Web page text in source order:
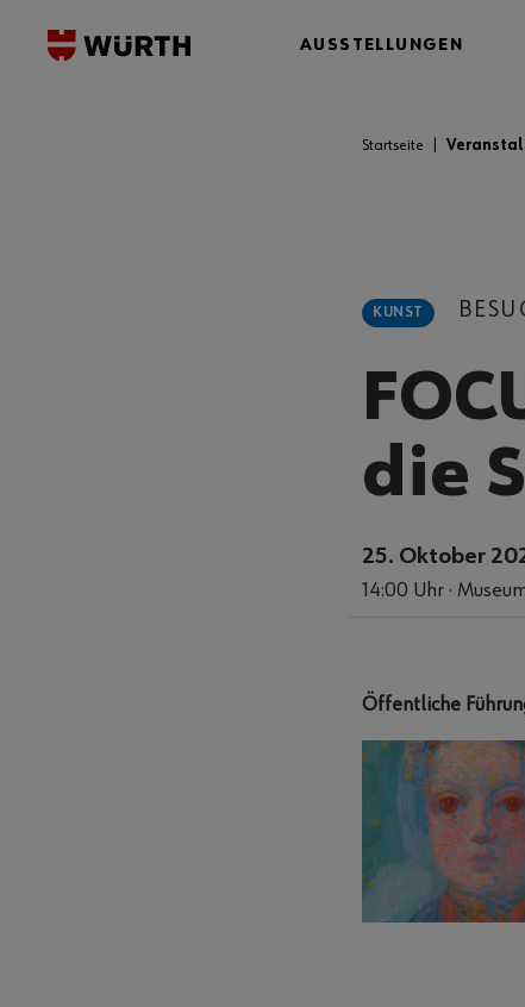
AUSSTELLUNGEN
Startseite
KUNST
die
25. Oktober
14:00 Uhr ·
Öffentliche